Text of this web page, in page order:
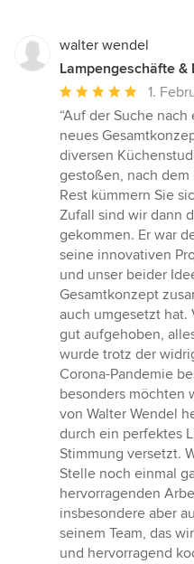
walter wendel
Lampengeschäfte
Durchschnittliche
Bewertung:
5
von
5
Sternen
1.
“Auf der Suche
neues
diversen
gestoßen, nach dem
Rest kümmern Sie
Zufall sind wir dann
gekommen. Er war
seine innovativen
und unser beider
Gesamtkonzept
auch umgesetzt
gut aufgehoben,
wurde trotz der
Corona-Pandemie
besonders möchten
von Walter Wendel
durch ein perfektes
Stimmung versetzt.
Stelle noch einmal
hervorragenden
insbesondere aber
seinem Team, das
und hervorragend